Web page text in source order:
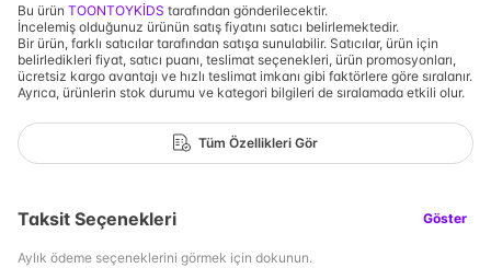
Bu ürün TOONTOYKİDS tarafından gönderilecektir.
İncelemiş olduğunuz ürünün satış fiyatını satıcı belirlemektedir.
Bir ürün, farklı satıcılar tarafından satışa sunulabilir. Satıcılar, ürün için
belirledikleri fiyat, satıcı puanı, teslimat seçenekleri, ürün promosyonları,
ücretsiz kargo avantajı ve hızlı teslimat imkanı gibi faktörlere göre sıralanır.
Ayrıca, ürünlerin stok durumu ve kategori bilgileri de sıralamada etkili olur.
Tüm Özellikleri Gör
Taksit Seçenekleri Göster
Aylık ödeme seçeneklerini görmek için dokunun.